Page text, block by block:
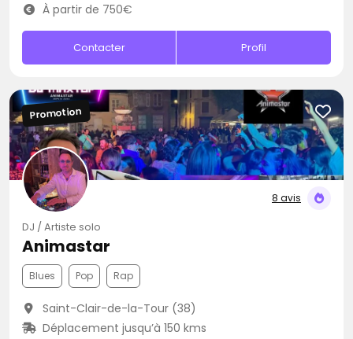
À partir de 750€
Contacter Profil
8 avis
Promotion
DJ / Artiste solo
Animastar
Blues Pop Rap
Saint-Clair-de-la-Tour (38)
Déplacement jusqu’à 150 kms